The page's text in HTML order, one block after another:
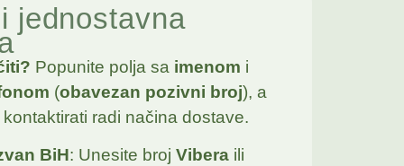
jednostavna
Popunite polja sa imenom i
(obavezan pozivni broj), a
radi načina dostave.
BiH: Unesite broj Viberaili